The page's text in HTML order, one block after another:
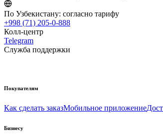
По Узбекистану: согласно тарифу
+998 (71) 205-0-888
Колл-центр
Telegram
Служба поддержки
Покупателям
Как сделать заказМобильное приложение
Бизнесу